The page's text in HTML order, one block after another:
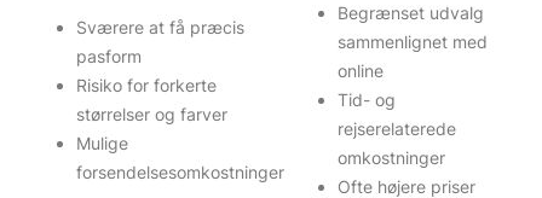
Sværere at få præcis
pasform
Risiko for forkerte
størrelser og farver
Mulige
forsendelsesomkostninger
Begrænset udvalg
sammenlignet med
online
Tid- og
rejserelaterede
omkostninger
Ofte højere priser